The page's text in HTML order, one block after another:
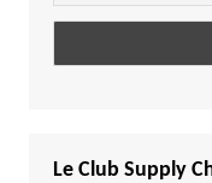
Le Club Supply